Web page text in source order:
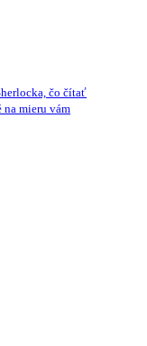
čo čítať
mieru vám